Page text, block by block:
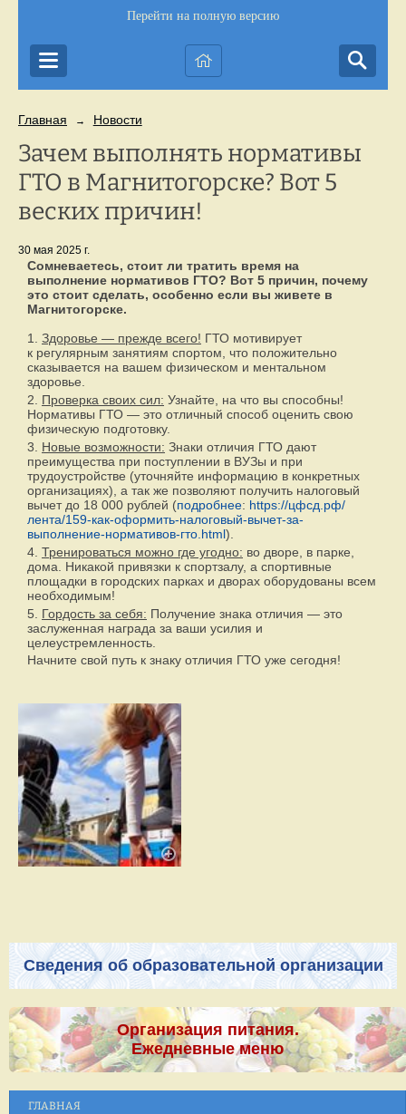
Перейти на полную версию
Главная → Новости
Зачем выполнять нормативы
ГТО в Магнитогорске? Вот 5
веских причин!
30 мая 2025 г.
Сомневаетесь, стоит ли тратить время на
выполнение нормативов ГТО? Вот 5 причин, почему
это стоит сделать, особенно если вы живете в
Магнитогорске.
1. Здоровье — прежде всего! ГТО мотивирует
к регулярным занятиям спортом, что положительно
сказывается на вашем физическом и ментальном
здоровье.
2. Проверка своих сил: Узнайте, на что вы способны!
Нормативы ГТО — это отличный способ оценить свою
физическую подготовку.
3. Новые возможности: Знаки отличия ГТО дают
преимущества при поступлении в ВУЗы и при
трудоустройстве (уточняйте информацию в конкретных
организациях), а так же позволяют получить налоговый
вычет до 18 000 рублей (подробнее: https://цфсд.рф/
лента/159-как-оформить-налоговый-вычет-за-
выполнение-нормативов-гто.html).
4. Тренироваться можно где угодно: во дворе, в парке,
дома. Никакой привязки к спортзалу, а спортивные
площадки в городских парках и дворах оборудованы всем
необходимым!
5. Гордость за себя: Получение знака отличия — это
заслуженная награда за ваши усилия и
целеустремленность.
Начните свой путь к знаку отличия ГТО уже сегодня!
Сведения об образовательной организации
Организация питания.
Ежедневные меню
ГЛАВНАЯ